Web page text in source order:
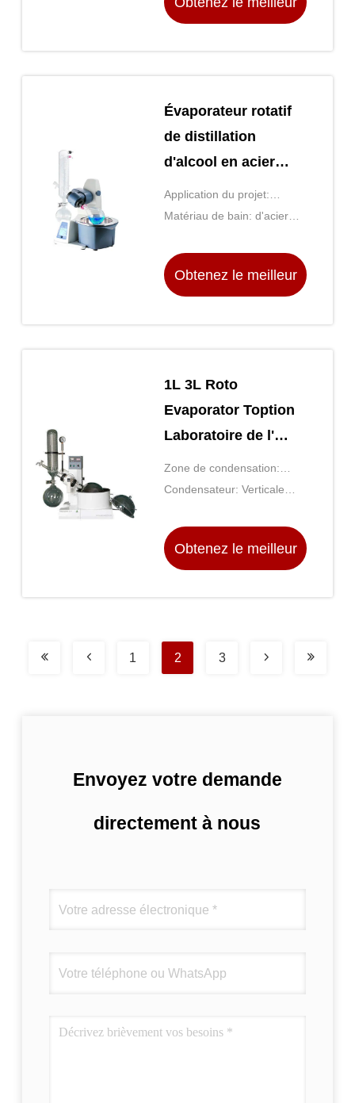
Évaporateur rotatif
de distillation
d'alcool en acier
inoxydable 2L
Rotovap
Application du projet:
Industrie chimique
Matériau de bain: d'acier
Obtenez le meilleur
1L 3L Roto
Evaporator Toption
Laboratoire de l'
évaporation en
Chine
Zone de condensation:
Déterminé par modèle
Condensateur: Verticale
d'alimentation
Obtenez le meilleur
1 2 3
Envoyez votre demande
directement à nous